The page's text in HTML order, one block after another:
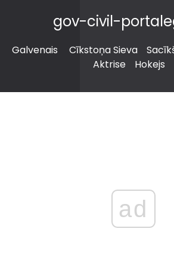
gov-civil-
Galvenais Cīkstoņa Sieva
Aktrise
Hokejs
ad